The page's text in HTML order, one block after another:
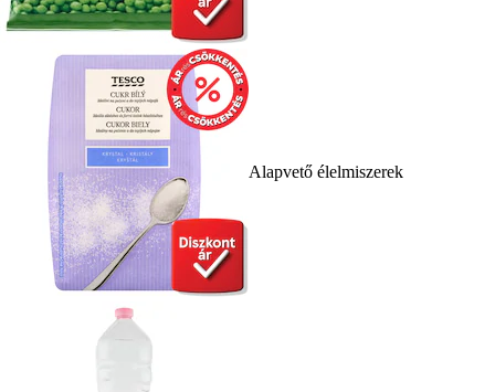
Alapvető élelmiszerek